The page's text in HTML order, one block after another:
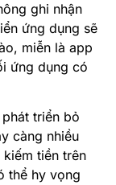
ghi nhận
ứng dụng sẽ
miễn là app
ứng dụng có
triển bỏ
càng nhiều
tiền trên
thể hy vọng